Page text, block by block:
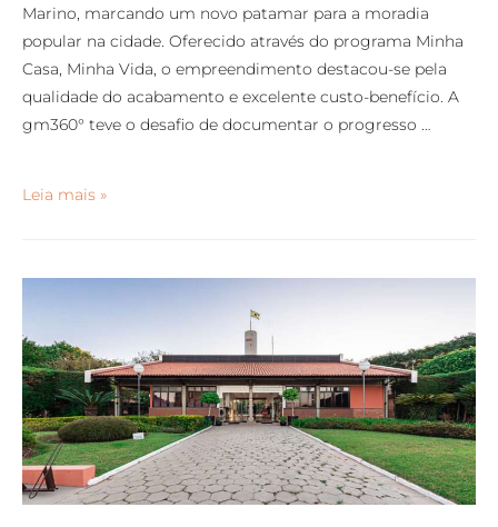
Marino, marcando um novo patamar para a moradia
popular na cidade. Oferecido através do programa Minha
Casa, Minha Vida, o empreendimento destacou-se pela
qualidade do acabamento e excelente custo-benefício. A
gm360° teve o desafio de documentar o progresso …
Leia mais »